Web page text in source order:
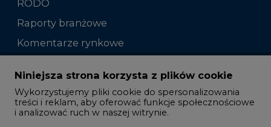
RODO
Raporty branżowe
Komentarze rynkowe
Zmiany kadrowe na rynku
Studio CIRE
Rozmowy o energetyce
Niniejsza strona korzysta z plików cookie
Wykorzystujemy pliki cookie do spersonalizowania
treści i reklam, aby oferować funkcje społecznościowe
i analizować ruch w naszej witrynie.